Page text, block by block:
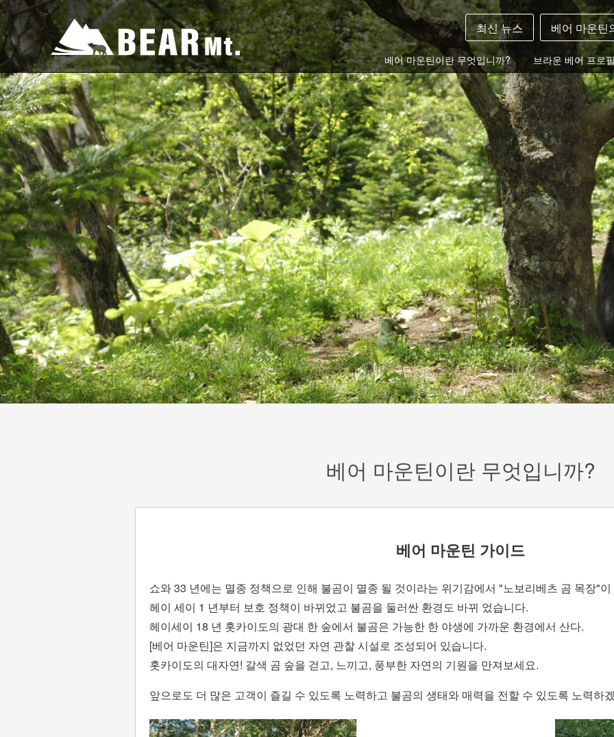
최신 뉴스 베어 마운틴
베어 마운틴이란 무엇입니까? 브라운 베어 프로필
베어 마운틴이란 무엇입니까?
베어 마운틴 가이드
쇼와 33 년에는 멸종 정책으로 인해 불곰이 멸종 될 것이라는 위기감에서 "노보리베츠 곰 목장"
헤이 세이 1 년부터 보호 정책이 바뀌었고 불곰을 둘러싼 환경도 바뀌 었습니다.
헤이세이 18 년 홋카이도의 광대 한 숲에서 불곰은 가능한 한 야생에 가까운 환경에서 산다.
[베어 마운틴]은 지금까지 없었던 자연 관찰 시설로 조성되어 있습니다.
홋카이도의 대자연! 갈색 곰 숲을 걷고, 느끼고, 풍부한 자연의 기원을 만져보세요.
앞으로도 더 많은 고객이 즐길 수 있도록 노력하고 불곰의 생태와 매력을 전할 수 있도록 노력하